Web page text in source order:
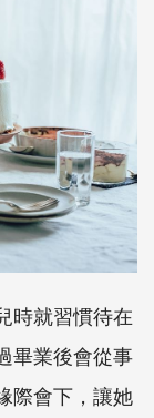
時就習慣待在
畢業後會從事
際會下，讓她